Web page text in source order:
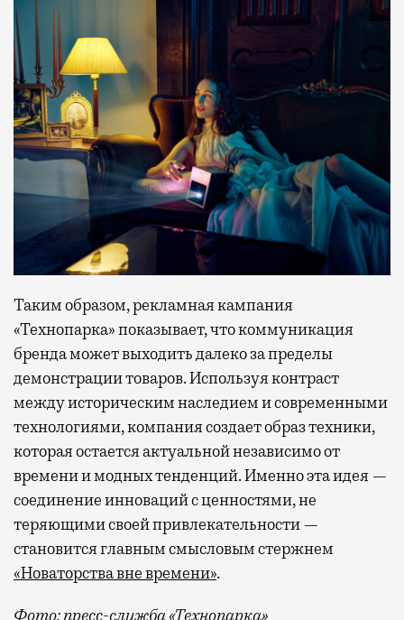
Таким образом, рекламная кампания
«Технопарка» показывает, что коммуникация
бренда может выходить далеко за пределы
демонстрации товаров. Используя контраст
между историческим наследием и современными
технологиями, компания создает образ техники,
которая остается актуальной независимо от
времени и модных тенденций. Именно эта идея —
соединение инноваций с ценностями, не
теряющими своей привлекательности —
становится главным смысловым стержнем
«Новаторства вне времени».
Фото: пресс-служба «Технопарка»